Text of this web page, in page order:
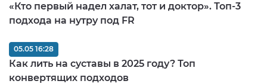
«Кто первый надел халат, тот и доктор». Топ-3
подхода на нутру под FR
Как лить на суставы в 2025 году? Топ
конвертящих подходов
05.05 16:28